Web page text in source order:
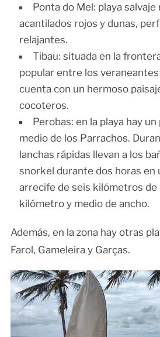
Ponta do Mel: playa salvaje
acantilados rojos y dunas,
relajantes.
Tibau: situada en la
popular entre los
cuenta con un hermoso
cocoteros.
Perobas: en la playa hay
medio de los Parrachos.
lanchas rápidas llevan a los
snorkel durante dos horas en
arrecife de seis kilómetros de
kilómetro y medio de ancho.
Además, en la zona hay otras
Farol, Gameleira y Garças.